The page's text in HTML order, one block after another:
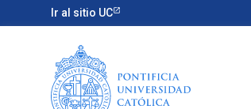
Ir al sitio UC